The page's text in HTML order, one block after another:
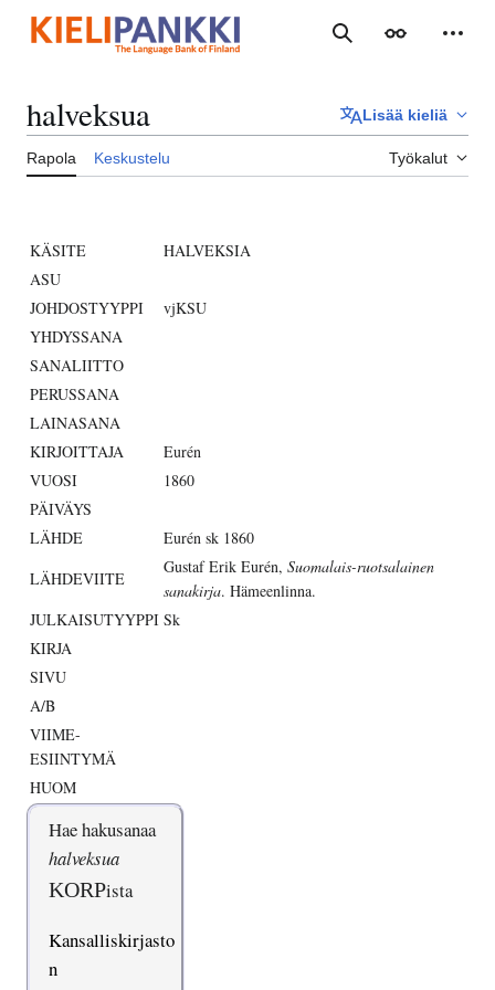
sisältöön
Haku Ulkoasu
halveksua Lisää kieliä
Rapola Keskustelu Työkalut
KÄSITE
HALVEKSIA
ASU
JOHDOSTYYPPI
vjKSU
YHDYSSANA
SANALIITTO
PERUSSANA
LAINASANA
KIRJOITTAJA
Eurén
VUOSI
1860
PÄIVÄYS
LÄHDE
Eurén sk 1860
LÄHDEVIITE
Gustaf Erik Eurén, Suomalais-ruotsalainen
sanakirja. Hämeenlinna.
JULKAISUTYYPPI Sk
KIRJA
SIVU
A/B
VIIME-
ESIINTYMÄ
HUOM
Hae hakusanaa
halveksua
KORPista
Kansalliskirjasto
n